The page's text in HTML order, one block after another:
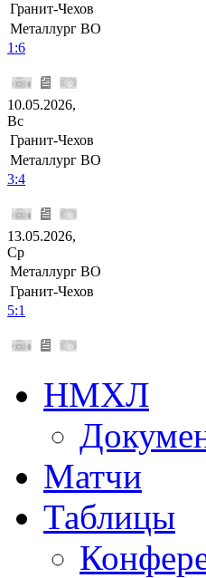
Гранит-Чехов
Металлург ВО
1:6
10.05.2026,
Вс
Гранит-Чехов
Металлург ВО
3:4
13.05.2026,
Ср
Металлург ВО
Гранит-Чехов
5:1
НМХЛ
Матчи
Таблицы